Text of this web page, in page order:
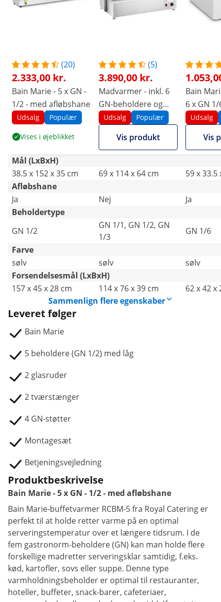
(20)
2.333,00 kr.
Bain Marie - 5 x GN -
1/2 - med afløbshane
Udsalg Populær
Vises i øjeblikket
(5)
3.890,00 kr.
Madvarmer - inkl. 6
GN-beholdere og
kødbakke
Udsalg Populær
Vis produkt
Bain
6 x GN 1/
Udsalg
Vis
Mål (LxBxH)
38.5 x 152 x 35 cm
69 x 114 x 64 cm
59 x 33.5
Afløbshane
Ja
Nej
Ja
Beholdertype
GN 1/2
GN 1/1, GN 1/2, GN
1/3
GN 1/6
Farve
sølv
sølv
sølv
Forsendelsesmål (LxBxH)
157 x 45 x 28 cm
114 x 76 x 39 cm
62 x 42 x
Sammenlign flere egenskaber
Leveret følger
Bain Marie
5 beholdere (GN 1/2) med låg
2 glasruder
2 tværstænger
4 GN-støtter
Montagesæt
Betjeningsvejledning
Produktbeskrivelse
Bain Marie - 5 x GN - 1/2 - med afløbshane
Bain Marie-buffetvarmer RCBM-5 fra Royal Catering er
perfekt til at holde retter varme på en optimal
serveringstemperatur over et længere tidsrum. I de
fem gastronorm-beholdere (GN) kan man holde flere
forskellige madretter serveringsklar samtidig, f.eks.
kød, kartofler, sovs eller suppe. Denne type
varmholdningsbeholder er optimal til restauranter,
hoteller, buffeter, snack-barer, cafeteriaer,